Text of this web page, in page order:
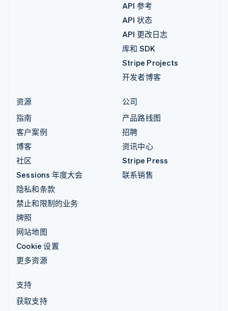
API 参考
API 状态
API 更改日志
库和 SDK
Stripe Projects
开发者博客
资源
指南
客户案例
博客
社区
Sessions 年度大会
隐私和条款
禁止和限制的业务
牌照
网站地图
Cookie 设置
更多资源
公司
产品路线图
招聘
资讯中心
Stripe Press
联系销售
支持
获取支持